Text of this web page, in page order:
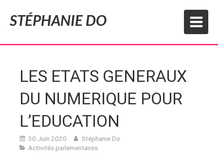
STÉPHANIE DO
LES ETATS GENERAUX
DU NUMERIQUE POUR
L’EDUCATION
30 Juin 2020
Stéphanie Do
Activités parlementaires